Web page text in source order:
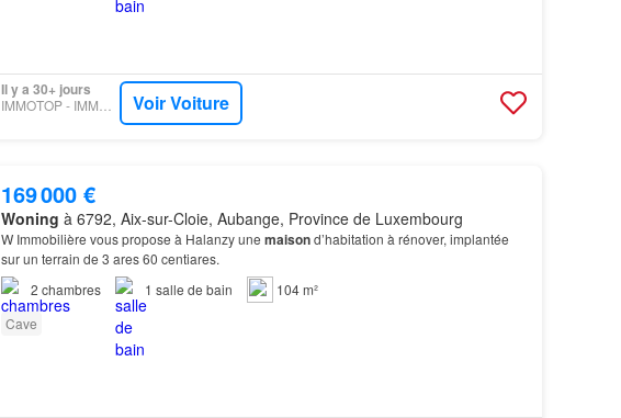
Il y a 30+ jours
IMMOTOP - IMMODOYEN Voir Voiture
169 000 €
Woning à 6792, Aix-sur-Cloie, Aubange, Province de Luxembourg
W Immobilière vous propose à Halanzy une maisond’habitation à rénover, implantée
sur un terrain de 3 ares 60 centiares.
2 chambres 1 salle de bain
104 m²
Cave